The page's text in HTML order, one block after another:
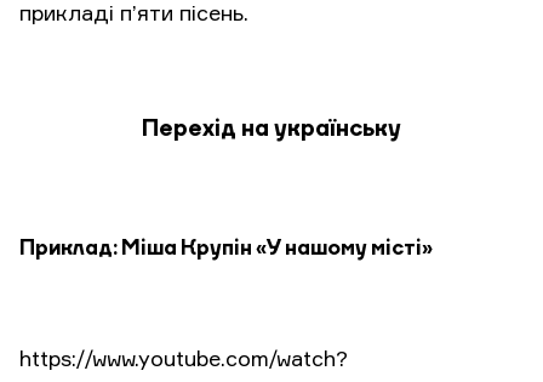
прикладі п’яти пісень.
Перехід на українську
Приклад: Міша Крупін «У нашому місті»
https://www.youtube.com/watch?